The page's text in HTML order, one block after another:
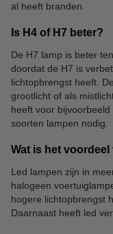
al heeft branden.
Is H4 of H7 beter?
De H7 lamp is beter
doordat de H7 is
lichtopbrengst heeft.
grootlicht of als
heeft voor
soorten lampen nodig.
Wat is het
Led lampen zijn in
halogeen
hogere lichtopbrengst
Daarnaast heeft led